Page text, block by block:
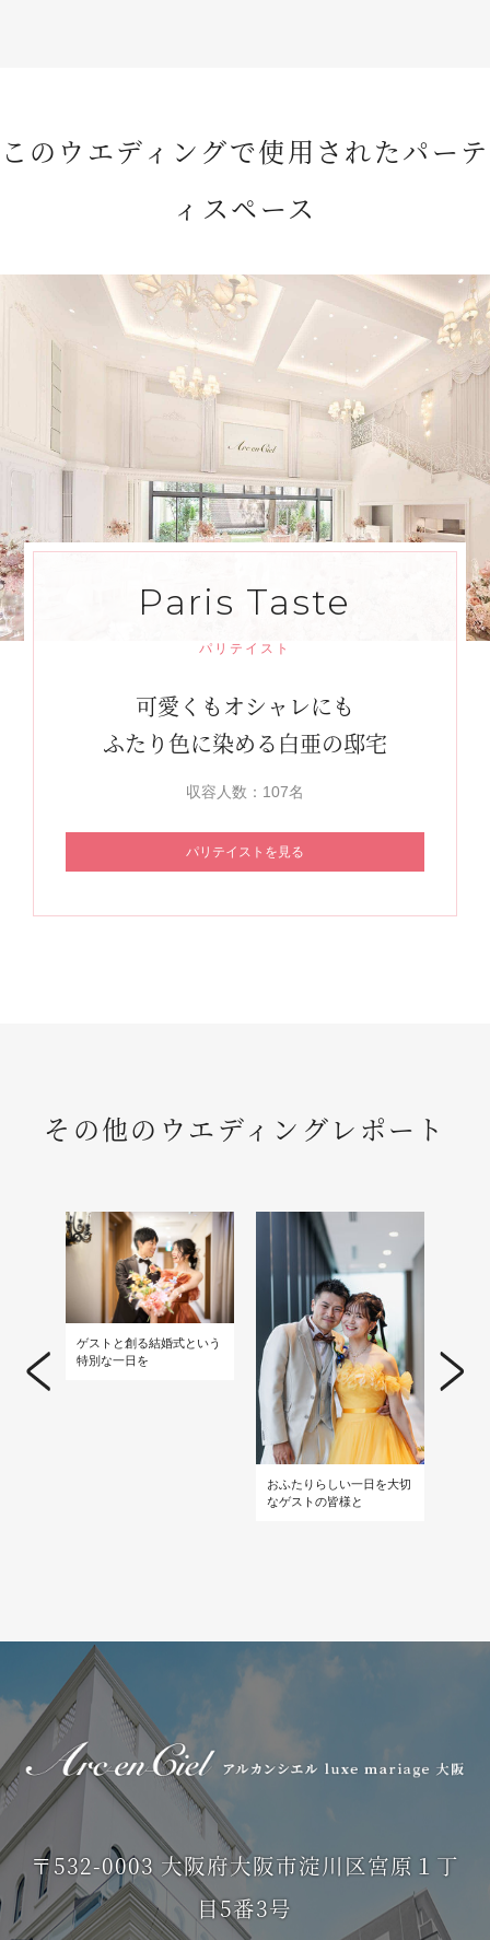
このウエディングで使用されたパーテ
ィスペース
Paris Taste
パリテイスト
可愛くもオシャレにも
ふたり色に染める白亜の邸宅
収容人数：107名
パリテイストを見る
その他のウエディングレポート
ゲストと創る結婚式という
特別な一日を
おふたりらしい一日を大切
なゲストの皆様と
〒532-0003 大阪府大阪市淀川区宮原１丁
目5番3号